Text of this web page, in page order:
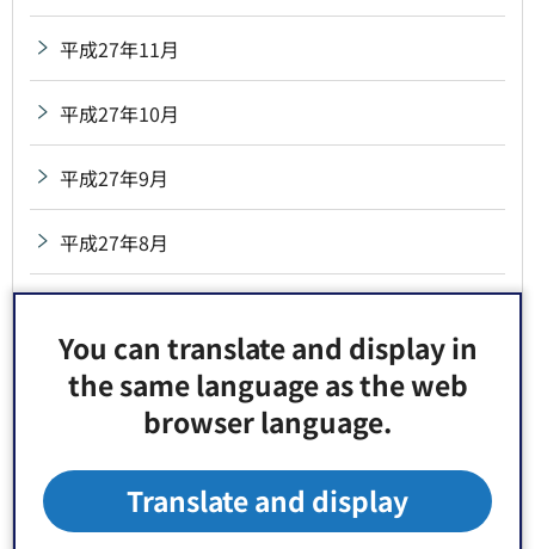
You can translate and display in
the same language as the web
browser language.
Translate and display
平成27年11月
平成27年10月
平成27年9月
平成27年8月
平成27年6月
平成27年5月
平成27年4月